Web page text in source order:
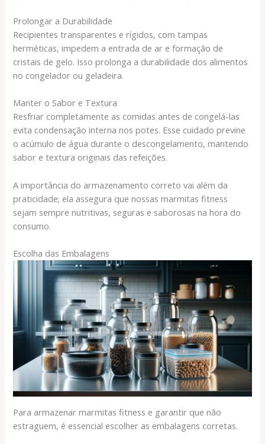
Prolongar a Durabilidade
Recipientes transparentes e rígidos, com tampas
herméticas, impedem a entrada de ar e formação de
cristais de gelo. Isso prolonga a durabilidade dos alimentos
no congelador ou geladeira.
Manter o Sabor e Textura
Resfriar completamente as comidas antes de congelá-las
evita condensação interna nos potes. Esse cuidado previne
o acúmulo de água durante o descongelamento, mantendo
sabor e textura originais das refeições.
A importância do armazenamento correto vai além da
praticidade; ela assegura que nossas marmitas fitness
sejam sempre nutritivas, seguras e saborosas na hora do
consumo.
Escolha das Embalagens
Para armazenar marmitas fitness e garantir que não
estraguem, é essencial escolher as embalagens corretas.